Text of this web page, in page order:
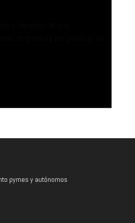
pymes y autónomos